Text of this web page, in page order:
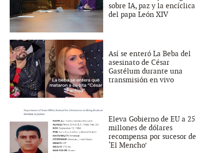
sobre IA, paz y la encíclica
del papa León XIV
Así se enteró La Beba del
asesinato de César
Gastélum durante una
transmisión en vivo
Eleva Gobierno de EU a 25
millones de dólares
recompensa por sucesor de
‘El Mencho’